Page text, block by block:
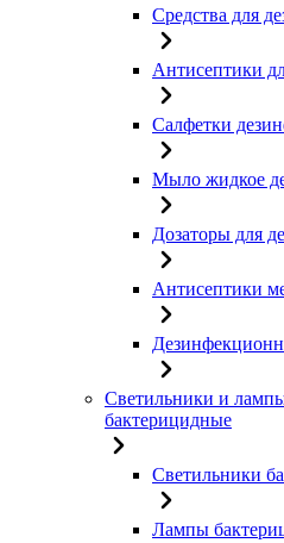
Средства для
Антисептики
Салфетки
Мыло жидкое
Дозаторы для
Антисептики
Светильники и
бактерицидные
Светильники
Лампы